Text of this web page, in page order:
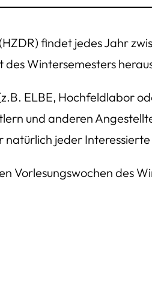
findet jedes Jahr
Wintersemesters
ELBE, Hochfeldlabor
und anderen
natürlich jeder
Vorlesungswochen des